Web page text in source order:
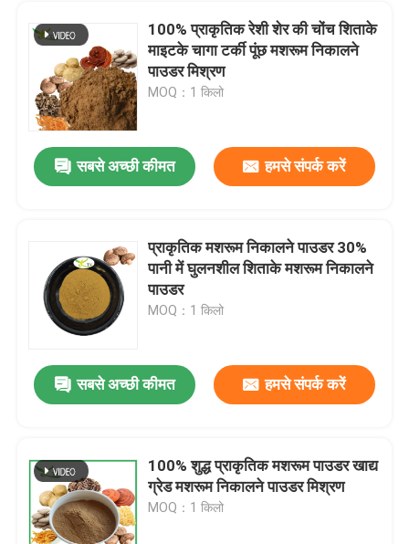
100% प्राकृतिक रेशी शेर की चोंच शिताके
माइटके चागा टर्की पूंछ मशरूम निकालने
पाउडर मिश्रण
MOQ：1 किलो
सबसे अच्छी कीमत हमसे संपर्क करें
प्राकृतिक मशरूम निकालने पाउडर 30%
पानी में घुलनशील शिताके मशरूम निकालने
पाउडर
MOQ：1 किलो
सबसे अच्छी कीमत हमसे संपर्क करें
100% शुद्ध प्राकृतिक मशरूम पाउडर खाद्य
ग्रेड मशरूम निकालने पाउडर मिश्रण
MOQ：1 किलो